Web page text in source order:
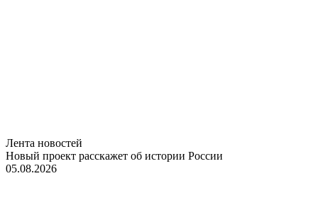
Лента новостей
Новый проект расскажет об истории России
05.08.2026